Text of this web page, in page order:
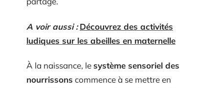
A voir aussi : Découvrez des activités
ludiques sur les abeilles en maternelle
À la naissance, lesystème sensoriel des
nourrissons commence à se mettre en